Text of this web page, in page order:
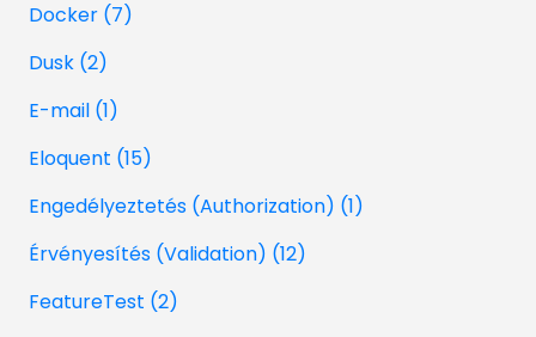
Docker (7)
Dusk (2)
E-mail (1)
Eloquent (15)
Engedélyeztetés (Authorization) (1)
Érvényesítés (Validation) (12)
FeatureTest (2)